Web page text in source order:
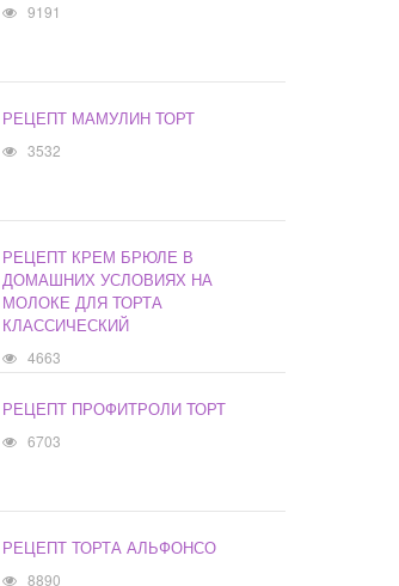
9191
РЕЦЕПТ МАМУЛИН ТОРТ
3532
РЕЦЕПТ КРЕМ БРЮЛЕ В
ДОМАШНИХ УСЛОВИЯХ НА
МОЛОКЕ ДЛЯ ТОРТА
КЛАССИЧЕСКИЙ
4663
РЕЦЕПТ ПРОФИТРОЛИ ТОРТ
6703
РЕЦЕПТ ТОРТА АЛЬФОНСО
8890